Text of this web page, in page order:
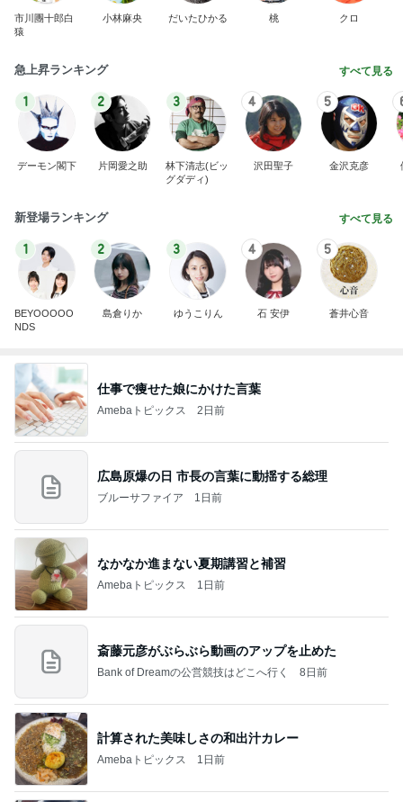
市川團十郎白
猿
小林麻央 だいたひかる 桃 クロ
急上昇ランキング すべて見る
1
デーモン閣下
2
片岡愛之助
3
林下清志(ビッ
グダディ)
4
沢田聖子
5
金沢克彦
新登場ランキング すべて見る
1
BEYOOOOO
NDS
2
島倉りか
3
ゆうこりん
4
石 安伊
5
蒼井心音
仕事で痩せた娘にかけた言葉
Amebaトピックス 2日前
広島原爆の日 市長の言葉に動揺する総理
ブルーサファイア 1日前
なかなか進まない夏期講習と補習
Amebaトピックス 1日前
斎藤元彦がぶらぶら動画のアップを止めた
Bank of Dreamの公営競技はどこへ行く 8日前
計算された美味しさの和出汁カレー
Amebaトピックス 1日前